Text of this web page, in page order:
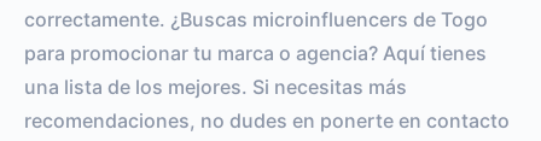
correctamente. ¿Buscas microinfluencers de Togo
para promocionar tu marca o agencia? Aquí tienes
una lista de los mejores. Si necesitas más
recomendaciones, no dudes en ponerte en contacto